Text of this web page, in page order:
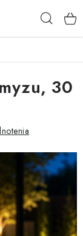
30